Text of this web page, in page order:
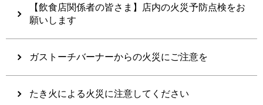
【飲食店関係者の皆さま】店内の火災予防点検をお
願いします
ガストーチバーナーからの火災にご注意を
たき火による火災に注意してください